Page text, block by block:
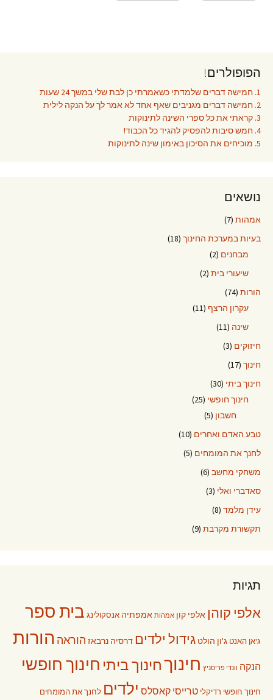
הפופולרים!
1. חמישה דברים שלמדתי כשאמרתי כן לבת שלי במשך 24 שעות
2. חמישה דברים מגניבים שאף אחד לא אמר לך על הנקה לילית
3. קראתי את כל ספרי השינה לתינוקות
4. חמש סיבות להפסיק להגיד כל הכבוד!
5. מוכיחים את הסיכון באימון שינה לתינוקות
נושאים
אמהות (7)
בעיות במערכת החינוך (18)
מבחנים (2)
שיעורי בית (2)
הורות (74)
עקרון הרצף (11)
שינה (11)
חיזוקים (3)
חינוך (17)
חינוך ביתי (30)
חינוך חופשי (25)
חשבון (5)
טבע האדם ואחרים (10)
לחנך את המומחים (5)
משחקי מחשב (6)
סאדברי ואלי (3)
עידן מלמד (8)
תקשורת מקרבת (9)
תגיות
אלפי קוהן אלפי קון אמהות אמפתיה אנסקולינג בית ספר
ג'אן האנט ג'ון הולט גידול ילדים דרסיה נרבאז הוראה הורות
הנקה וונדי פריסניץ חינוךחינוך ביתי חינוך חופשי
חינוך חופשי רדיקלי טרייסי קאסלס ילדים לחנך את המומחים